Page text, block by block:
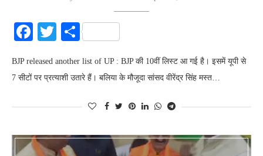
Facebook
Twitter
Share
BJP released another list of UP : BJP की 10वीं लिस्ट आ गई है। इसमें यूपी से
7 सीटों पर प्रत्याशी उतारे हैं। बलिया के मौजूदा सांसद वीरेंद्र सिंह मस्त…